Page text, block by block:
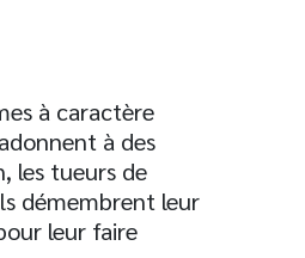
à caractère
à des
les tueurs de
démembrent leur
leur faire